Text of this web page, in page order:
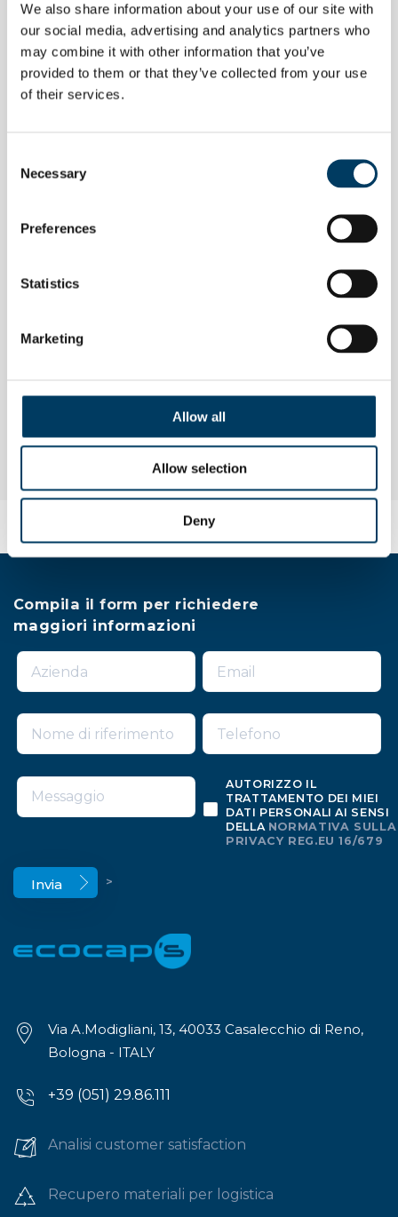
We also share information about your use of our site with
our social media, advertising and analytics partners who
may combine it with other information that you’ve
provided to them or that they’ve collected from your use
of their services.
Selection
Necessary
Preferences
Statistics
Marketing
Allow all
Allow selection
Deny
Nel settore beverage, la sicurezza del
prodotto inizia dalla chiusura del
Compila il form per richiedere
maggiori informazioni
AUTORIZZO IL
TRATTAMENTO DEI MIEI
DATI PERSONALI AI SENSI
DELLA NORMATIVA SULLA
PRIVACY REG.EU 16/679
>
Via A.Modigliani, 13, 40033 Casalecchio di Reno,
Bologna - ITALY
+39 (051) 29.86.111
Analisi customer satisfaction
Recupero materiali per logistica